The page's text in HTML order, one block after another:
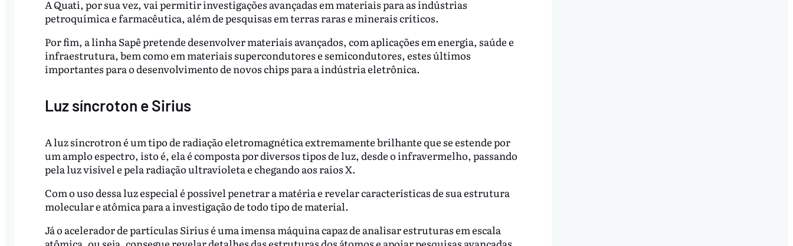
A Quati, por sua vez, vai permitir investigações avançadas em materiais para as indústrias
petroquímica e farmacêutica, além de pesquisas em terras raras e minerais críticos.
Por fim, a linha Sapê pretende desenvolver materiais avançados, com aplicações em energia, saúde e
infraestrutura, bem como em materiais supercondutores e semicondutores, estes últimos
importantes para o desenvolvimento de novos chips para a indústria eletrônica.
Luz síncroton e Sirius
A luz síncrotron é um tipo de radiação eletromagnética extremamente brilhante que se estende por
um amplo espectro, isto é, ela é composta por diversos tipos de luz, desde o infravermelho, passando
pela luz visível e pela radiação ultravioleta e chegando aos raios X.
Com o uso dessa luz especial é possível penetrar a matéria e revelar características de sua estrutura
molecular e atômica para a investigação de todo tipo de material.
Já o acelerador de partículas Sirius é uma imensa máquina capaz de analisar estruturas em escala